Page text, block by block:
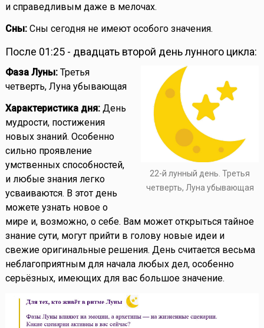
и справедливым даже в мелочах.
Сны:Сны сегодня не имеют особого значения.
После 01:25 - двадцать второй день лунного цикла:
22-й лунный день. Третья
четверть, Луна убывающая
Фаза Луны:Третья
четверть, Луна убывающая
Характеристика дня:День
мудрости, постижения
новых знаний. Особенно
сильно проявление
умственных способностей,
и любые знания легко
усваиваются. В этот день
можете узнать новое о
мире и, возможно, о себе. Вам может открыться тайное
знание сути, могут прийти в голову новые идеи и
свежие оригинальные решения. День считается весьма
неблагоприятным для начала любых дел, особенно
серьёзных, имеющих для вас большое значение.